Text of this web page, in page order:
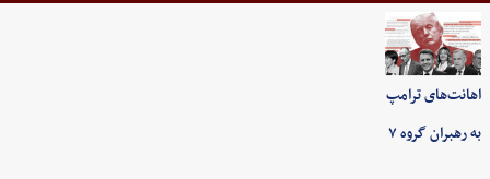
اهانت‌های ترامپ
به رهبران گروه ۷